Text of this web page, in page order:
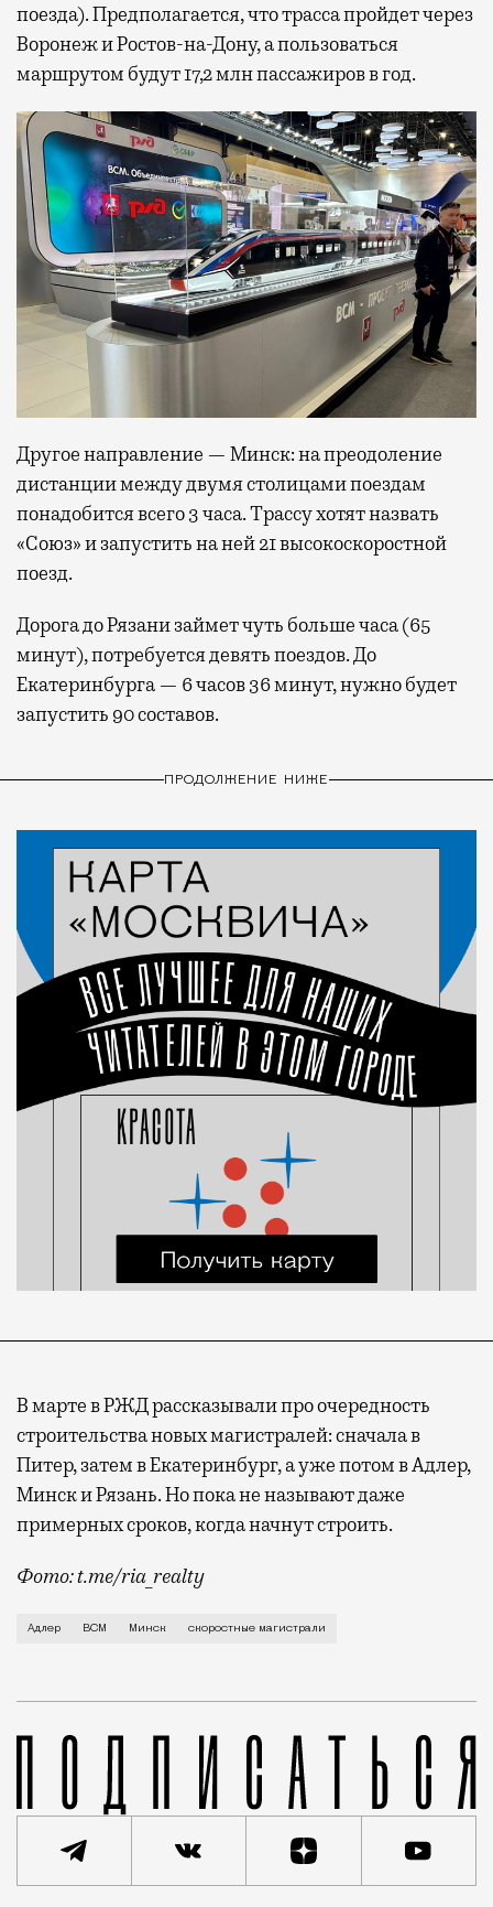
поезда). Предполагается, что трасса пройдет через
Воронеж и Ростов-на-Дону, а пользоваться
маршрутом будут 17,2 млн пассажиров в год.
Другое направление — Минск: на преодоление
дистанции между двумя столицами поездам
понадобится всего 3 часа. Трассу хотят назвать
«Союз» и запустить на ней 21 высокоскоростной
поезд.
Дорога до Рязани займет чуть больше часа (65
минут), потребуется девять поездов. До
Екатеринбурга — 6 часов 36 минут, нужно будет
запустить 90 составов.
ПРОДОЛЖЕНИЕ НИЖЕ
В марте в РЖД рассказывали про очередность
строительства новых магистралей: сначала в
Питер, затем в Екатеринбург, а уже потом в Адлер,
Минск и Рязань. Но пока не называют даже
примерных сроков, когда начнут строить.
Фото: t.me/ria_realty
Сегодня начал работу Петербургский
Адлер ВСМ Минск скоростные магистрали